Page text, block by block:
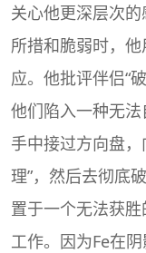
关心他更深层次
所措和脆弱时，
应。他批评伴侣“
他们陷入一种无
手中接过方向盘
理”，然后去彻底
置于一个无法获
工作。因为Fe在